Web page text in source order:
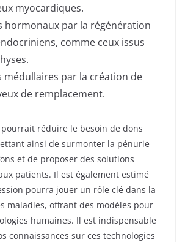
myocardiques.
hormonaux par la régénération
comme ceux issus
médullaires par la création de
de remplacement.
réduire le besoin de dons
ainsi de surmonter la pénurie
et de proposer des solutions
patients. Il est également estimé
pourra jouer un rôle clé dans la
maladies, offrant des modèles pour
humaines. Il est indispensable
connaissances sur ces technologies